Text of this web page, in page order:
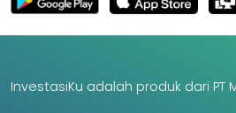
InvestasiKu adalah produk dari PT